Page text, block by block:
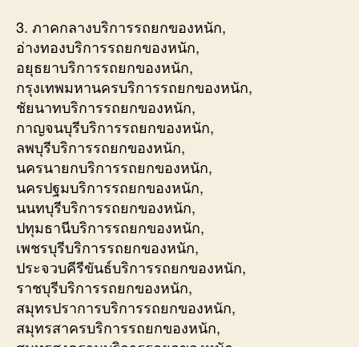
3. ภาคกลางบริการรถยกของหนัก,
อ่างทองบริการรถยกของหนัก,
อยุธยาบริการรถยกของหนัก,
กรุงเทพมหานครบริการรถยกของหนัก,
ชัยนาทบริการรถยกของหนัก,
กาญจนบุรีบริการรถยกของหนัก,
ลพบุรีบริการรถยกของหนัก,
นครนายกบริการรถยกของหนัก,
นครปฐมบริการรถยกของหนัก,
นนทบุรีบริการรถยกของหนัก,
ปทุมธานีบริการรถยกของหนัก,
เพชรบุรีบริการรถยกของหนัก,
ประจวบคีรีขันธ์บริการรถยกของหนัก,
ราชบุรีบริการรถยกของหนัก,
สมุทรปราการบริการรถยกของหนัก,
สมุทรสาครบริการรถยกของหนัก,